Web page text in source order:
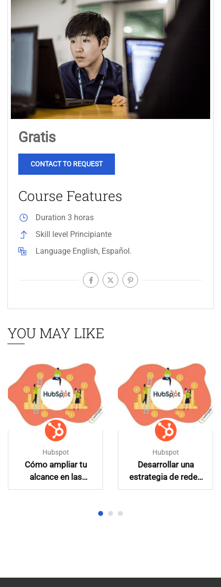
YOU MAY LIKE
Hubspot
Cómo ampliar tu
alcance en las
redes sociales
Hubspot
Desarrollar una
estrategia de redes
sociales
Gratis
CONTACT TO REQUEST
Course Features
Duration 3 horas
Skill level Principiante
Language English, Español.